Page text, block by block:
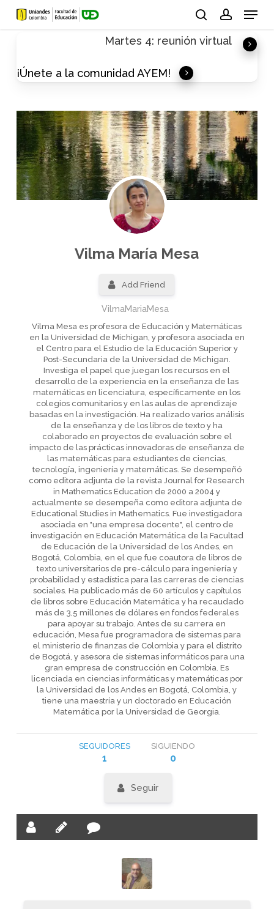
Skip
Menu
Martes 4: reunión virtual
¡Únete a la comunidad AYEM!
Vilma María Mesa
Add Friend
VilmaMariaMesa
Vilma Mesa es profesora de Educación y Matemáticas
en la Universidad de Michigan, y profesora asociada en
el Centro para el Estudio de la Educación Superior y
Post-Secundaria de la Universidad de Michigan.
Investiga el papel que juegan los recursos en el
desarrollo de la experiencia en la enseñanza de las
matemáticas en licenciatura, específicamente en los
colegios comunitarios y en las aulas de aprendizaje
basadas en la investigación. Ha realizado varios análisis
de la enseñanza y de los libros de texto y ha
colaborado en proyectos de evaluación sobre el
impacto de las prácticas innovadoras de enseñanza de
las matemáticas para estudiantes de ciencias,
tecnología, ingeniería y matemáticas. Se desempeñó
como editora adjunta de la revista Journal for Research
in Mathematics Education de 2000 a 2004 y
actualmente se desempeña como editora adjunta de
Educational Studies in Mathematics. Fue investigadora
asociada en "una empresa docente", el centro de
investigación en Educación Matemática de la Facultad
de Educación de la Universidad de los Andes, en
Bogotá, Colombia, en el que fue coautora de libros de
texto universitarios de pre-cálculo para ingeniería y
probabilidad y estadística para las carreras de ciencias
sociales. Ha publicado más de 60 artículos y capítulos
de libros sobre Educación Matemática y ha recaudado
más de 3,5 millones de dólares en fondos federales
para apoyar su trabajo. Antes de su carrera en
educación, Mesa fue programadora de sistemas para
el ministerio de finanzas de Colombia y para el distrito
de Bogotá, y asesora de sistemas informáticos para una
gran empresa de construcción en Colombia. Es
licenciada en ciencias informáticas y matemáticas por
la Universidad de los Andes en Bogotá, Colombia, y
tiene una maestría y un doctorado en Educación
Matemática por la Universidad de Georgia.
SEGUIDORES
1
SIGUIENDO
0
Seguir